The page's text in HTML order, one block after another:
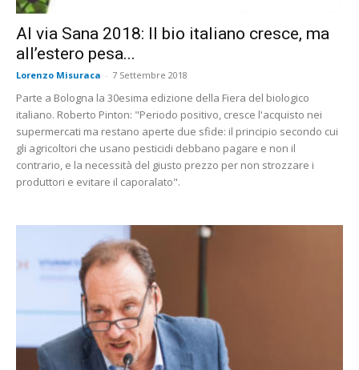
Al via Sana 2018: Il bio italiano cresce, ma
all’estero pesa...
Lorenzo Misuraca - 7 Settembre 2018
Parte a Bologna la 30esima edizione della Fiera del biologico
italiano. Roberto Pinton: "Periodo positivo, cresce l'acquisto nei
supermercati ma restano aperte due sfide: il principio secondo cui
gli agricoltori che usano pesticidi debbano pagare e non il
contrario, e la necessità del giusto prezzo per non strozzare i
produttori e evitare il caporalato".